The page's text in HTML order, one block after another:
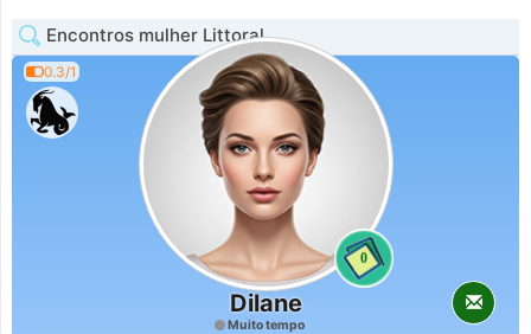
Encontros mulher Littoral
0.3/1
0
Dilane
Muito tempo